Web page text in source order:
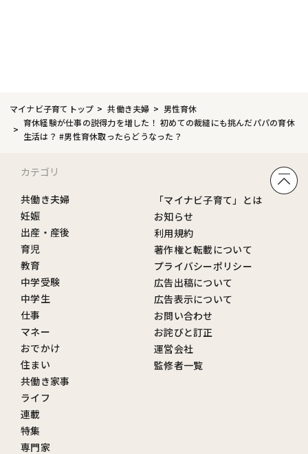
マイナビ子育てトップ 共働き夫婦
男性育休
育休経験が仕事の説得力を増した！ 初めての裁縫にも挑んだパパの育休
生活は？ #男性育休取ったらどうなった？
カテゴリ
共働き夫婦
妊娠
出産・産後
育児
教育
中学受験
中学生
仕事
マネー
おでかけ
住まい
共働き家事
ライフ
連載
特集
専門家
「マイナビ子育て」とは
お知らせ
利用規約
著作権と転載について
プライバシーポリシー
広告出稿について
広告表示について
お問い合わせ
お詫びと訂正
運営会社
監修者一覧